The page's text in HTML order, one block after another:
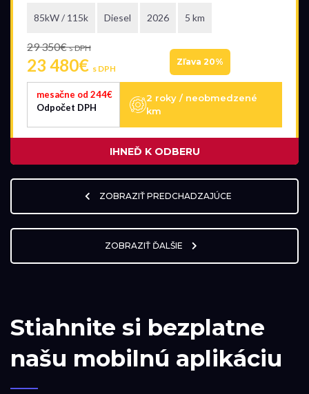
85kW / 115k Diesel 2026 5 km
29 350€s DPH
23 480€ s DPH
Zľava 20%
mesačne od 244€
Odpočet DPH
2 roky / neobmedzené
km
IHNEĎ K ODBERU
ZOBRAZIŤ PREDCHADZAJÚCE
ZOBRAZIŤ ĎALŠIE
Stiahnite si bezplatne
našu mobilnú aplikáciu